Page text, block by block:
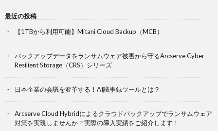
最近の投稿
【1TBから利用可能】Mitani Cloud Backup（MCB）
バックアップデータをランサムウェア被害から守るArcserve Cyber
Resilient Storage（CRS）シリーズ
日本企業の会議を変革する！AI議事録ツールとは？
Arcserve Cloud Hybridによるクラウドバックアップでランサムウェア
対策を実現しませんか？実際の導入実績をご紹介します！